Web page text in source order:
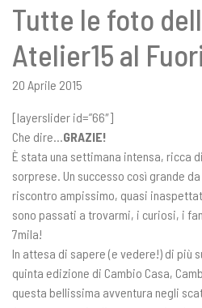
Tutte le foto
Atelier15 al
20 Aprile 2015
[layerslider id=”66″]
Che dire…GRAZIE!
È stata una settimana intensa, ricca
sorprese. Un successo così grande
riscontro ampissimo, quasi
sono passati a trovarmi, i curiosi, i
7mila!
In attesa di sapere (e vedere!) di più
quinta edizione di Cambio Casa,
questa bellissima avventura negli